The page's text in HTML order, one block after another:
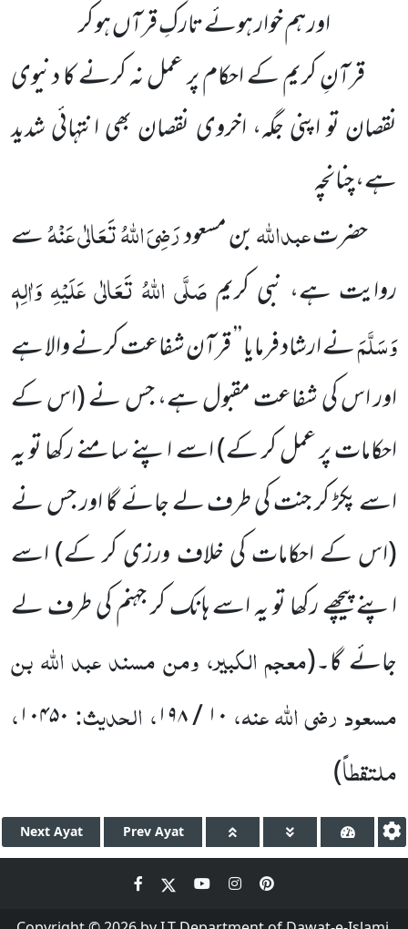
اور ہم خوار ہوئے تارکِ قرآں ہو کر
قرآنِ کریم کے احکام پر عمل نہ کرنے کا دنیوی
نقصان تو اپنی جگہ، اخروی نقصان بھی انتہائی شدید
ہے، چنانچہ
حضرتعبداللہبن مسعودرَضِیَ اللہُ تَعَالٰی عَنْہُسے
روایت ہے، نبی کریمصَلَّی اللہُ تَعَالٰی عَلَیْہِ وَاٰلِہٖ
وَسَلَّمَنے ارشاد فرمایا ’’ قرآن شفاعت کرنے والا ہے
اور اس کی شفاعت مقبول ہے، جس نے (اس کے
احکامات پر عمل کر کے) اسے اپنے سامنے رکھا تو یہ
اسے پکڑ کر جنت کی طرف لے جائے گا اور جس نے
(اس کے احکامات کی خلاف ورزی کر کے) اسے
اپنے پیچھے رکھا تو یہ اسے ہانک کر جہنم کی طرف لے
جائے گا۔(معجم الکبیر، ومن مسند عبد اللہ بن
مسعود رضی اللہ عنہ، ۱۰ / ۱۹۸ ، الحدیث: ۱۰۴۵۰،
ملتقطاً)
Next Ayat Prev Ayat